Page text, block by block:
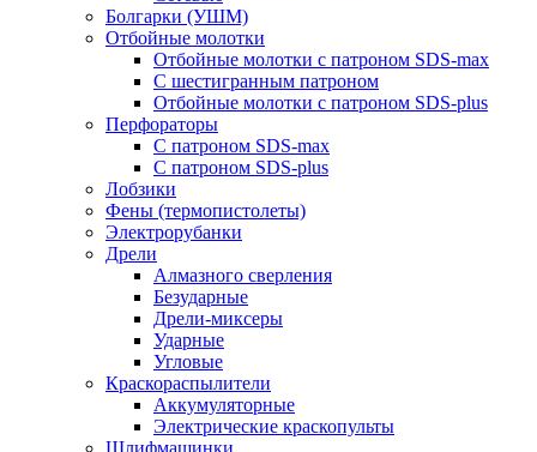
Болгарки (УШМ)
Отбойные молотки
Отбойные молотки с патроном SDS-max
С шестигранным патроном
Отбойные молотки с патроном SDS-plus
Перфораторы
С патроном SDS-max
С патроном SDS-plus
Лобзики
Фены (термопистолеты)
Электрорубанки
Дрели
Алмазного сверления
Безударные
Дрели-миксеры
Ударные
Угловые
Краскораспылители
Аккумуляторные
Электрические краскопульты
Шлифмашинки